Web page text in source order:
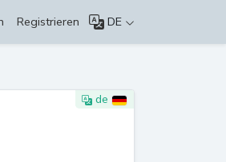
Registrieren DE
de